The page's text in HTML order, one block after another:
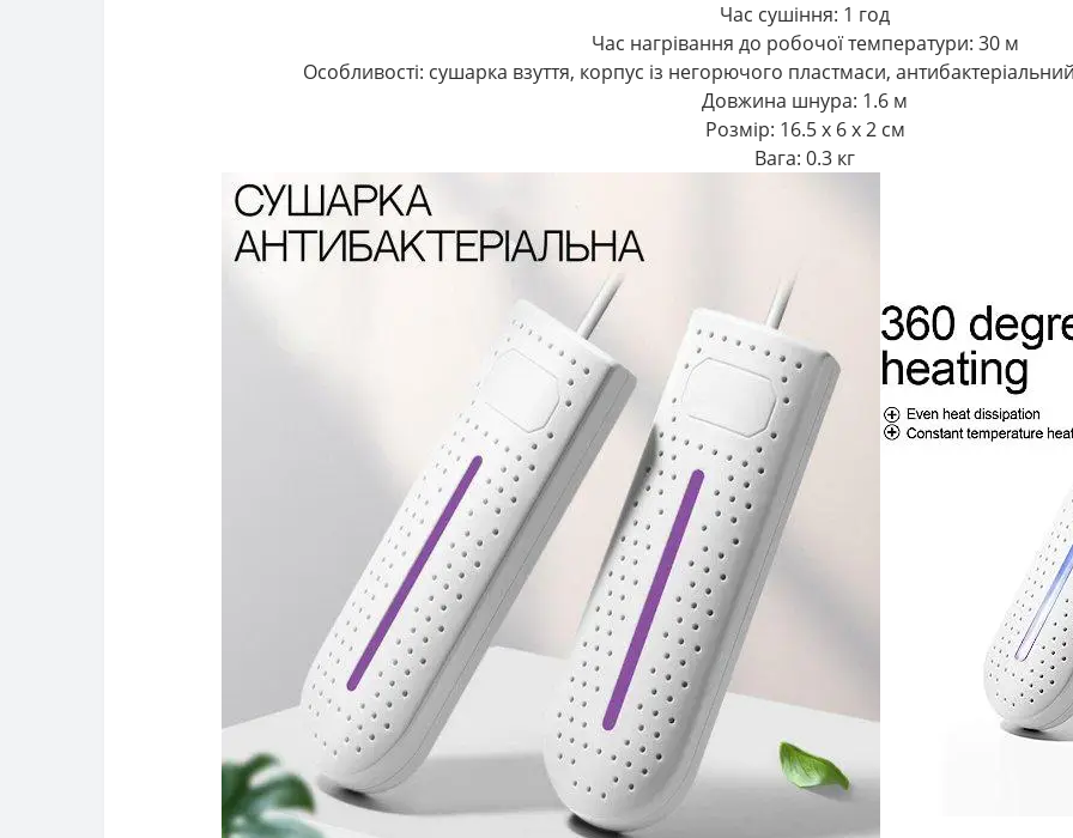
Час сушіння: 1 год
Час нагрівання до робочої температури: 30 м
Особливості: сушарка взуття, корпус із негорючого пластмаси,
Довжина шнура: 1.6 м
Розмір: 16.5 х 6 х 2 см
Вага: 0.3 кг